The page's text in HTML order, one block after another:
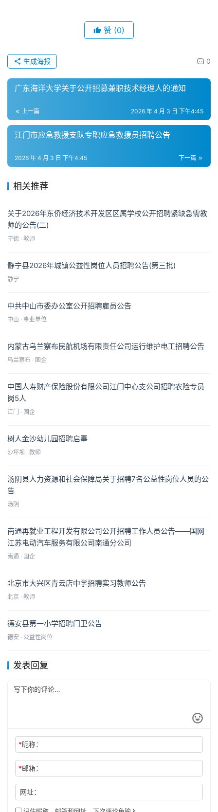
赞 (0)
0
生成海报
广东海洋大学关于公开招募兼职技术经理人的通知
上一篇 2026 年 4 月 3 日 下午4:45
江门市应急救援支队专职应急救援员招聘公告
下一篇
2026 年 4 月 3 日 下午4:45
相关推荐
关于2026年东侨经济技术开发区区属学校公开招聘紧缺急需教
师的公告(二)
宁德 · 教师
静宁县2026年城镇公益性岗位人员招聘公告(第三批)
静宁
中共中山市委办公室公开招聘雇员公告
中山 · 事业单位
内蒙古乌兰察布民航机场有限责任公司运行维护电工招聘公告
乌兰察布 · 国企
中国人寿财产保险股份有限公司江门中心支公司招聘农险专员
岗5人
江门 · 国企
树人金沙幼儿园招聘启事
沙坪坝 · 教师
汤阴县人力资源和社会保障局关于招聘7名公益性岗位人员的公
告
汤阴
南通再就业工程开发有限公司公开招聘工作人员公告——国网
江苏电动汽车服务有限公司南通分公司
南通 · 国企
北京市大兴区青云店中学招聘实习教师公告
北京 · 教师
德安县第一小学招聘门卫公告
德安 · 公益性岗位
发表回复
*昵称：
*邮箱：
网址：